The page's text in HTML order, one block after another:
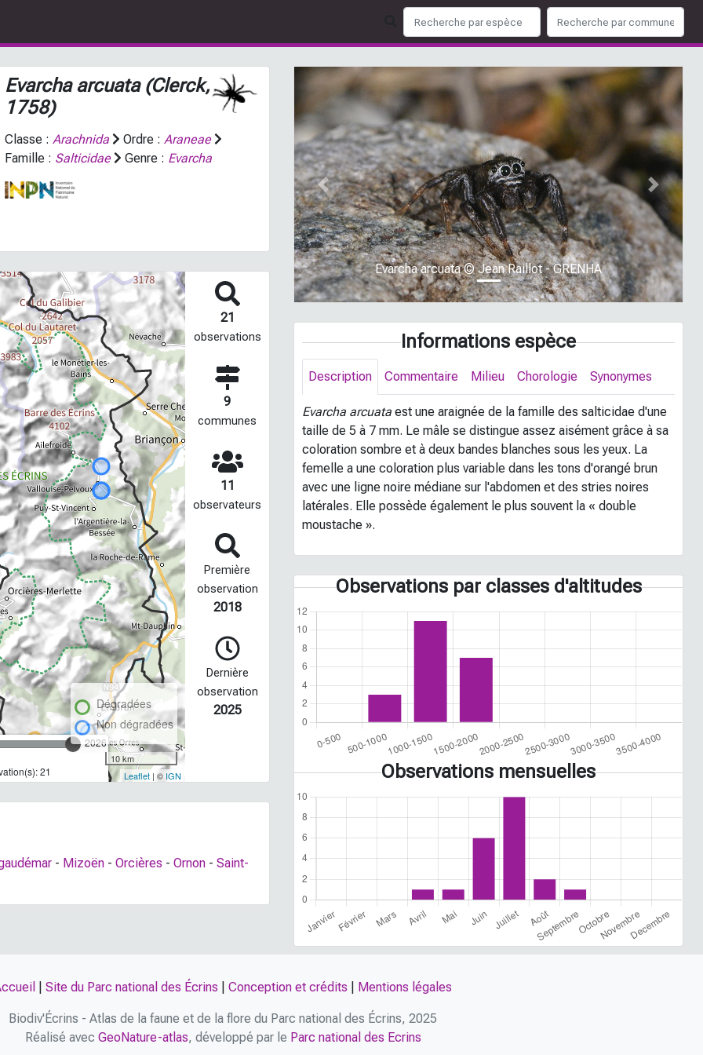
Evarcha arcuata(Clerck,
1758)
Classe : Arachnida Ordre : Araneae
Famille : Salticidae Genre : Evarcha
2026
21
Dégradées
Non dégradées
10 km
Leaflet| © IGN
21
observations
9
communes
11
observateurs
Première
observation
2018
Dernière
observation
2025
- Mizoën - Orcières - Ornon - Saint-
Evarcha arcuata © Jean Raillot - GRENHA
Previous Next
Informations espèce
Description Commentaire Milieu Chorologie Synonymes
Evarcha arcuata est une araignée de la famille des salticidae d'une
taille de 5 à 7 mm. Le mâle se distingue assez aisément grâce à sa
coloration sombre et à deux bandes blanches sous les yeux. La
femelle a une coloration plus variable dans les tons d'orangé brun
avec une ligne noire médiane sur l'abdomen et des stries noires
latérales. Elle possède également le plus souvent la « double
moustache ».
Observations par classes d'altitudes
Observations mensuelles
Site du Parc national des Écrins Conception et crédits Mentions légales
Biodiv'Écrins - Atlas de la faune et de la flore du Parc national des Écrins, 2025
Réalisé avec GeoNature-atlas, développé par le Parc national des Ecrins